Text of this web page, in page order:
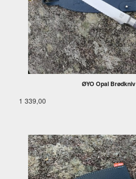
ØYO Opal Brødkniv
1 339,00